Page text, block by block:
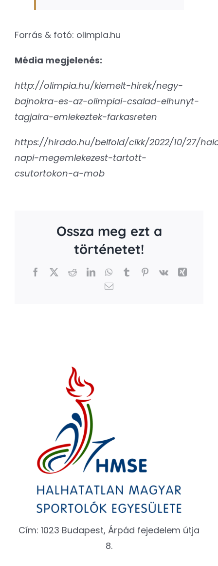
Forrás & fotó: olimpia.hu
Média megjelenés:
http://olimpia.hu/kiemelt-hirek/negy-
bajnokra-es-az-olimpiai-csalad-elhunyt-
tagjaira-emlekeztek-farkasreten
https://hirado.hu/belfold/cikk/2022/10/27/
napi-megemlekezest-tartott-
csutortokon-a-mob
Ossza meg ezt a
történetet!
Facebook RedditLinkedInWhatsApp
TumblrPinterest
Vk
Xing
Email
Cím: 1023 Budapest, Árpád fejedelem útja
8.